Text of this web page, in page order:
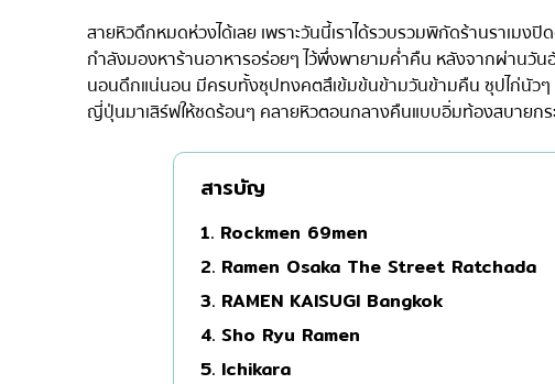
โอโคโนมิยากิ/เทปปันยากิ
ด้ง (ข้าวหน้าต่างๆ)
บุฟเฟต์
หม้อไฟญี่ปุ่น
สายหิวดึกหมดห่วงได้เลย เพราะวันนี้เราได้รวบรวมพิกัดร้านราเมง
กำลังมองหาร้านอาหารอร่อยๆ ไว้พึ่งพายามค่ำคืน หลังจากผ่านวั
นอนดึกแน่นอน มีครบทั้งซุปทงคตสึเข้มข้นข้ามวันข้ามคืน ซุปไก่นัวๆ
ญี่ปุ่นมาเสิร์ฟให้ซดร้อนๆ คลายหิวตอนกลางคืนแบบอิ่มท้องสบายกร
สารบัญ
1. Rockmen 69men
2. Ramen Osaka The Street Ratchada
3. RAMEN KAISUGI Bangkok
4. Sho Ryu Ramen
5. Ichikara